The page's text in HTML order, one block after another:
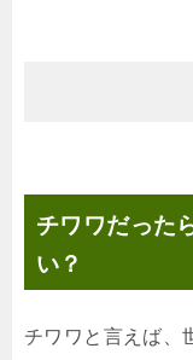
チワワだった
い？
チワワと言えば、